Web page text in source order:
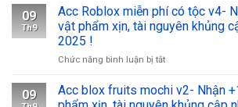
Liên
Quân
free
bị
2025-
Nhận
09
Th9
Acc Roblox miễn phí có tộc v4-
vật phẩm xịn, tài nguyên khủng
2025 !
Chức năng bình luận bị tắtở
Roblox
miễn
09
Acc blox fruits mochi v2- Nhận